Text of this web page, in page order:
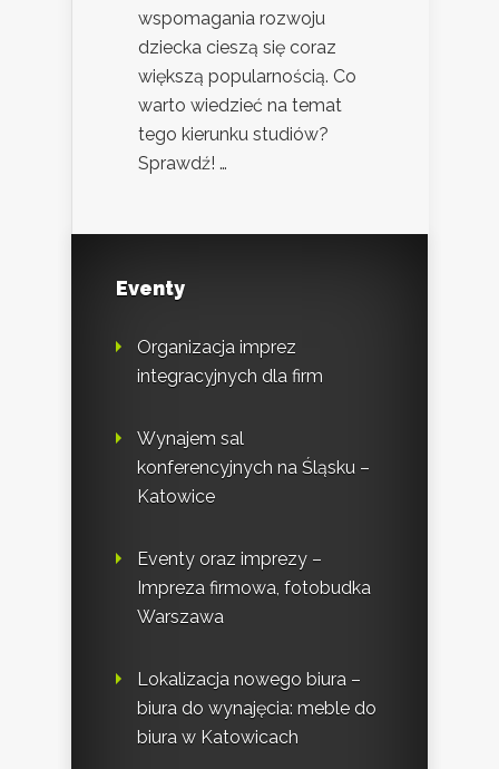
wspomagania rozwoju
dziecka cieszą się coraz
większą popularnością. Co
warto wiedzieć na temat
tego kierunku studiów?
Sprawdź! …
Eventy
Organizacja imprez
integracyjnych dla firm
Wynajem sal
konferencyjnych na Śląsku –
Katowice
Eventy oraz imprezy –
Impreza firmowa, fotobudka
Warszawa
Lokalizacja nowego biura –
biura do wynajęcia: meble do
biura w Katowicach